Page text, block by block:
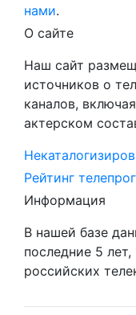
нами.
О сайте
Наш сайт
источников о
каналов,
актерском
Рейтинг
Информация
В нашей базе
последние 5
российских